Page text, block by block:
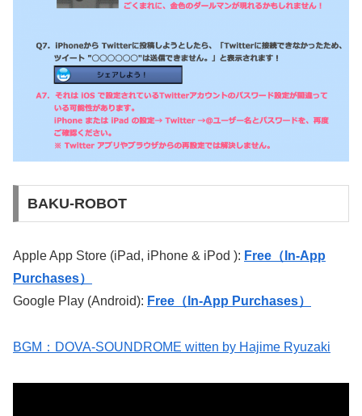
BAKU-ROBOT
Apple App Store (iPad, iPhone & iPod ): Free（In-App
Purchases）
Google Play (Android): Free（In-App Purchases）
BGM：DOVA-SOUNDROME witten by Hajime Ryuzaki